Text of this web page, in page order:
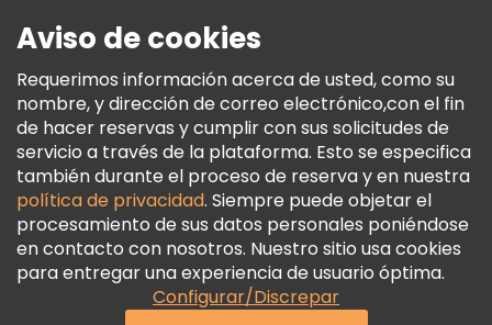
Términos E Información Legal
Política De Cookies
Freetour Premios
Programa De Fidelidad
Aviso de cookies
Requerimos información acerca de usted, como su
nombre, y dirección de correo electrónico,con el fin
de hacer reservas y cumplir con sus solicitudes de
servicio a través de la plataforma. Esto se especifica
también durante el proceso de reserva y en nuestra
política de privacidad. Siempre puede objetar el
procesamiento de sus datos personales poniéndose
en contacto con nosotros. Nuestro sitio usa cookies
para entregar una experiencia de usuario óptima.
Configurar/Discrepar